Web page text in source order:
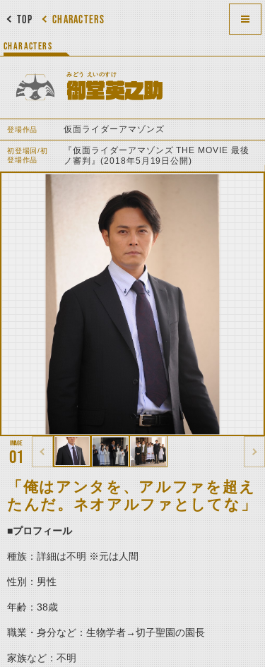
CHARACTERS
TOP
CHARACTERS
みどう えいのすけ
御堂英之助
登場作品 仮面ライダーアマゾンズ
初登場回/初
登場作品
『仮面ライダーアマゾンズ THE MOVIE 最後
ノ審判』(2018年5月19日公開)
01
「俺はアンタを、アルファを超え
たんだ。ネオアルファとしてな」
■プロフィール
種族：詳細は不明 ※元は人間
性別：男性
年齢：38歳
職業・身分など：生物学者→切子聖園の園長
家族など：不明